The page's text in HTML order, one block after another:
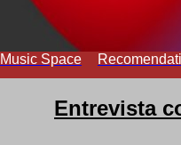
Music Space
Entrevista